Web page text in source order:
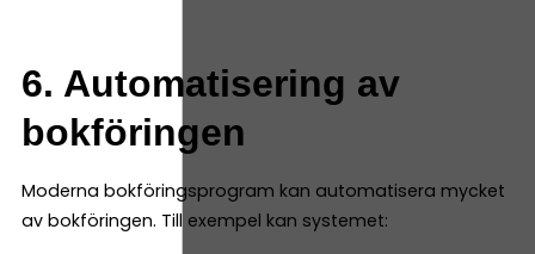
6. Automatisering av
bokföringen
Moderna bokföringsprogram kan automatisera mycket
av bokföringen. Till exempel kan systemet: